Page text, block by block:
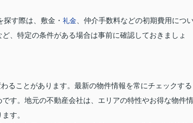
す際は、敷金・ 礼金 、仲介手数料などの初期費用につ
、特定の条件がある場合は事前に確認しておきましょ
ることがあります。最新の物件情報を常にチェックする
す。地元の不動産会社は、エリアの特性やお得な物件情
す。